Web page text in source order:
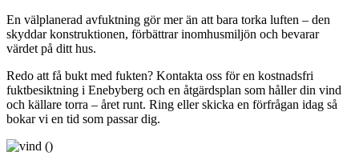
En välplanerad avfuktning gör mer än att bara torka luften – den
skyddar konstruktionen, förbättrar inomhusmiljön och bevarar
värdet på ditt hus.
Redo att få bukt med fukten? Kontakta oss för en kostnadsfri
fuktbesiktning i Enebyberg och en åtgärdsplan som håller din vind
och källare torra – året runt. Ring eller skicka en förfrågan idag så
bokar vi en tid som passar dig.